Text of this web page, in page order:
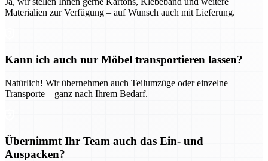
Materialien zur Verfügung – auf Wunsch auch mit Lieferung.
Kann ich auch nur Möbel transportieren lassen?
Natürlich! Wir übernehmen auch Teilumzüge oder einzelne
Transporte – ganz nach Ihrem Bedarf.
Übernimmt Ihr Team auch das Ein- und
Auspacken?